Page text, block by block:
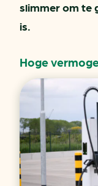
slimmer om te
is.
Hoge